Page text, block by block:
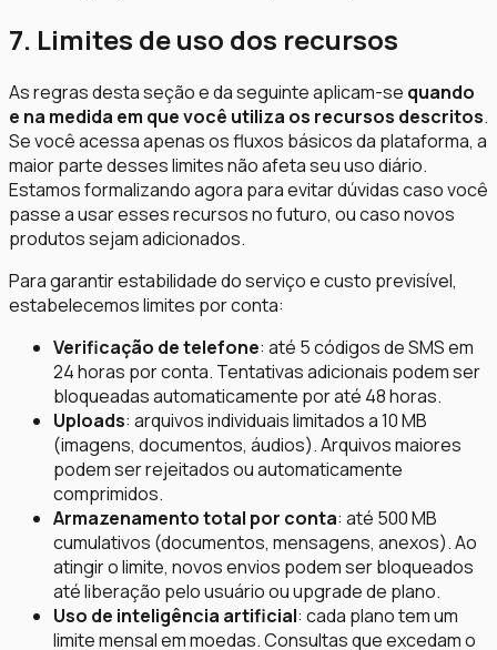
7. Limites de uso dos recursos
As regras desta seção e da seguinte aplicam-se quando
e na medida em que você utiliza os recursos descritos.
Se você acessa apenas os fluxos básicos da plataforma, a
maior parte desses limites não afeta seu uso diário.
Estamos formalizando agora para evitar dúvidas caso você
passe a usar esses recursos no futuro, ou caso novos
produtos sejam adicionados.
Para garantir estabilidade do serviço e custo previsível,
estabelecemos limites por conta:
Verificação de telefone: até 5 códigos de SMS em
24 horas por conta. Tentativas adicionais podem ser
bloqueadas automaticamente por até 48 horas.
Uploads: arquivos individuais limitados a 10 MB
(imagens, documentos, áudios). Arquivos maiores
podem ser rejeitados ou automaticamente
comprimidos.
Armazenamento total por conta: até 500 MB
cumulativos (documentos, mensagens, anexos). Ao
atingir o limite, novos envios podem ser bloqueados
até liberação pelo usuário ou upgrade de plano.
Uso de inteligência artificial: cada plano tem um
limite mensal em moedas. Consultas que excedam o